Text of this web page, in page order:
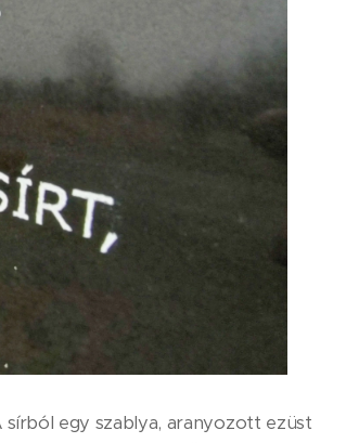
egy szablya, aranyozott ezüst